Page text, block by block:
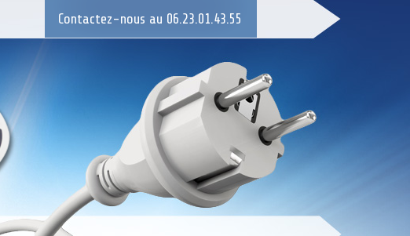
Contactez-nous au 06.23.01.43.55